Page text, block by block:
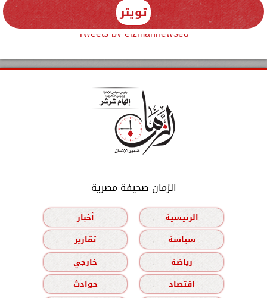
تويتر
Tweets by elzmannewseg
الزمان صحيفة مصرية
الرئيسية
أخبار
سياسة
تقارير
رياضة
خارجي
اقتصاد
حوادث